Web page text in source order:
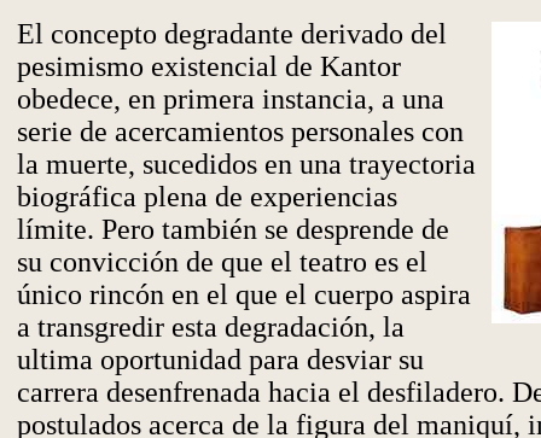
El concepto degradante derivado del
pesimismo existencial de Kantor
obedece, en primera instancia, a una
serie de acercamientos personales con
la muerte, sucedidos en una trayectoria
biográfica plena de experiencias
límite. Pero también se desprende de
su convicción de que el teatro es el
único rincón en el que el cuerpo aspira
a transgredir esta degradación, la
ultima oportunidad para desviar su
carrera desenfrenada hacia el desfiladero.
postulados acerca de la figura del maniquí,